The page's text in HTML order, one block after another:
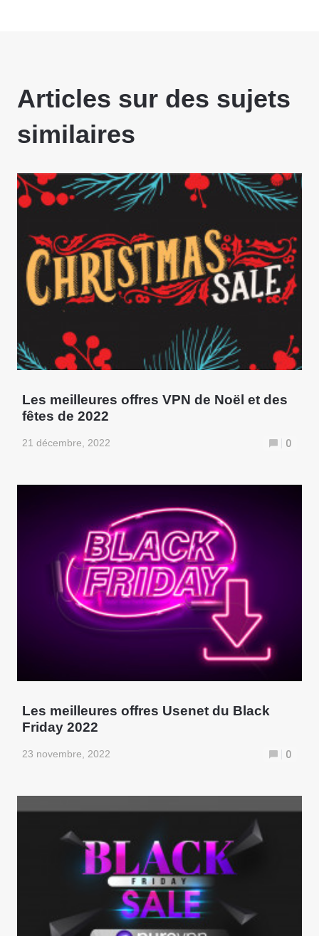
Articles sur des sujets
similaires
Les meilleures offres VPN de Noël et des
fêtes de 2022
21 décembre, 2022 0
Les meilleures offres Usenet du Black
Friday 2022
23 novembre, 2022 0